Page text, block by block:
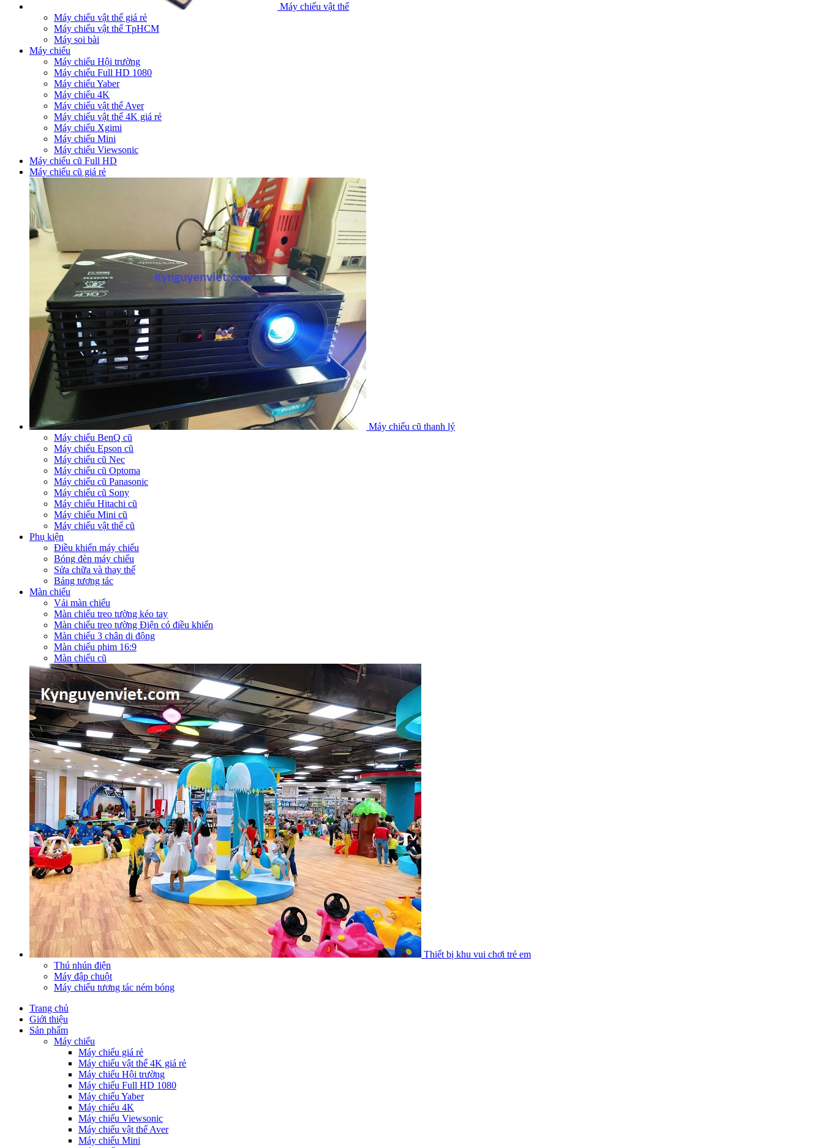
Máy chiếu vật thể
Máy chiếu vật thể giá rẻ
Máy chiếu vật thể TpHCM
Máy soi bài
Máy chiếu
Máy chiếu Hội trường
Máy chiếu Full HD 1080
Máy chiếu Yaber
Máy chiếu 4K
Máy chiếu vật thể Aver
Máy chiếu vật thể 4K giá rẻ
Máy chiếu Xgimi
Máy chiếu Mini
Máy chiếu Viewsonic
Máy chiếu cũ Full HD
Máy chiếu cũ giá rẻ
Máy chiếu cũ thanh lý
Máy chiếu BenQ cũ
Máy chiếu Epson cũ
Máy chiếu cũ Nec
Máy chiếu cũ Optoma
Máy chiếu cũ Panasonic
Máy chiếu cũ Sony
Máy chiếu Hitachi cũ
Máy chiếu Mini cũ
Máy chiếu vật thể cũ
Phụ kiện
Điều khiển máy chiếu
Bóng đèn máy chiếu
Sửa chữa và thay thế
Bảng tương tác
Màn chiếu
Vải màn chiếu
Màn chiếu treo tường kéo tay
Màn chiếu treo tường Điện có điều khiển
Màn chiếu 3 chân di động
Màn chiếu phim 16:9
Màn chiếu cũ
Thiết bị khu vui chơi trẻ em
Thú nhún điện
Máy đập chuột
Máy chiếu tương tác ném bóng
Trang chủ
Giới thiệu
Sản phẩm
Máy chiếu
Máy chiếu giá rẻ
Máy chiếu vật thể 4K giá rẻ
Máy chiếu Hội trường
Máy chiếu Full HD 1080
Máy chiếu Yaber
Máy chiếu 4K
Máy chiếu Viewsonic
Máy chiếu vật thể Aver
Máy chiếu Mini